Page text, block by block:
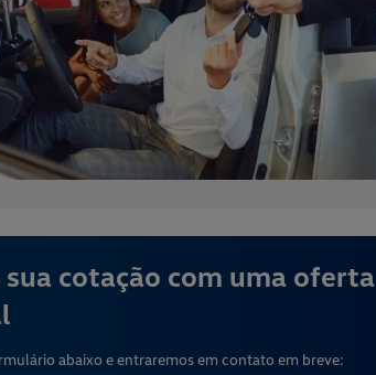
sua cotação com uma oferta
abaixo e entraremos em contato em breve: